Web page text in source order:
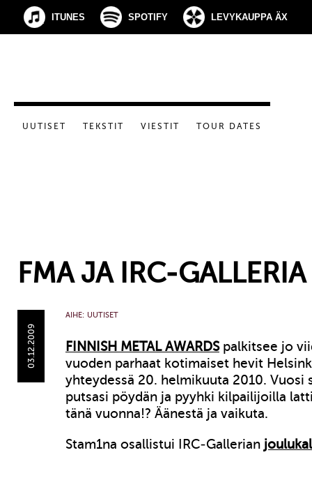
ITUNES SPOTIFY LEVYKAUPPA ÄX
UUTISET TEKSTIT VIESTIT TOUR DATES
FMA JA IRC-GALLERIA
03.12.2009
AIHE: UUTISET
FINNISH METAL AWARDSpalkitsee jo
vuoden parhaat kotimaiset hevit
yhteydessä 20. helmikuuta 2010. Vuosi
putsasi pöydän ja pyyhki kilpailijoilla
tänä vuonna!? Äänestä ja vaikuta.
Stam1na osallistui IRC-Gallerian